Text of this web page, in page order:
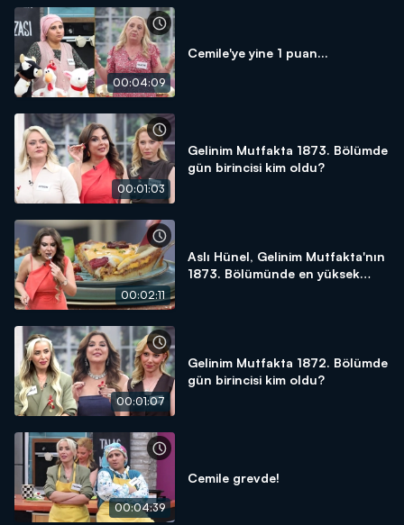
00:04:09
Cemile'ye yine 1 puan...
00:01:03
Gelinim Mutfakta 1873. Bölümde
gün birincisi kim oldu?
00:02:11
Aslı Hünel, Gelinim Mutfakta'nın
1873. Bölümünde en yüksek
00:01:07
Gelinim Mutfakta 1872. Bölümde
gün birincisi kim oldu?
00:04:39
Cemile grevde!